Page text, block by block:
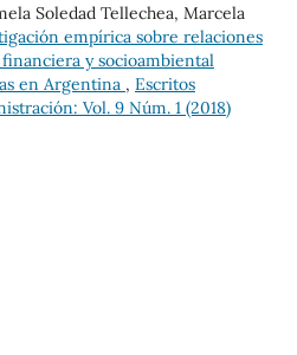
Soledad Tellechea, Marcela
empírica sobre relaciones
y socioambiental
en Argentina , Escritos
Vol. 9 Núm. 1 (2018)